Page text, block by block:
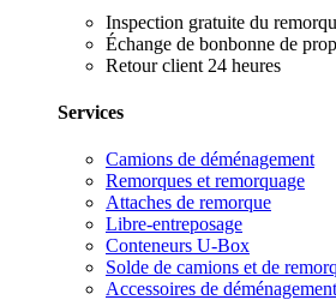
Inspection gratuite du
Échange de bonbonne de
Retour client 24 heures
Services
Camions de déménagement
Remorques et remorquage
Attaches de remorque
Libre-entreposage
Conteneurs U-Box
Solde de camions et de
Accessoires de déménagement